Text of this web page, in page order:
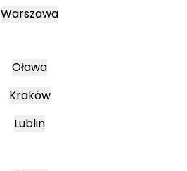
Warszawa
Oława
Kraków
Lublin